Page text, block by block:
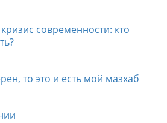
современности: кто
то это и есть мой мазхаб